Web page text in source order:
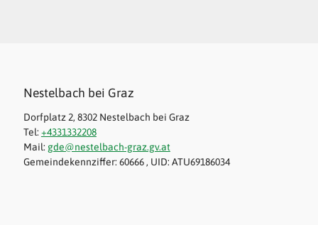
Nestelbach bei Graz
Dorfplatz 2, 8302 Nestelbach bei Graz
Tel: +4331332208
Mail: gde@nestelbach-graz.gv.at
Gemeindekennziffer: 60666 , UID: ATU69186034